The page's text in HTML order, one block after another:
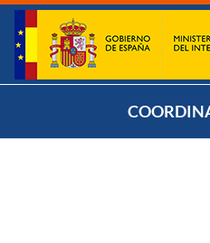
Saltar al contenido